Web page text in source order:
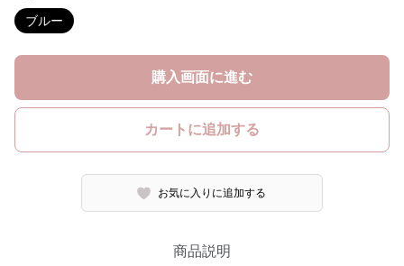
ブルー
購入画面に進む
カートに追加する
お気に入りに追加する
商品説明